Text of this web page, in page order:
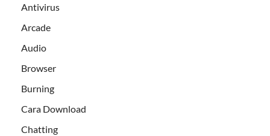
Antivirus
Arcade
Audio
Browser
Burning
Cara Download
Chatting